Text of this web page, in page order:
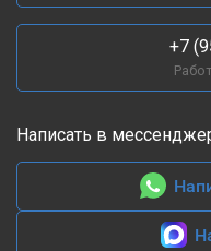
+7
Написать в